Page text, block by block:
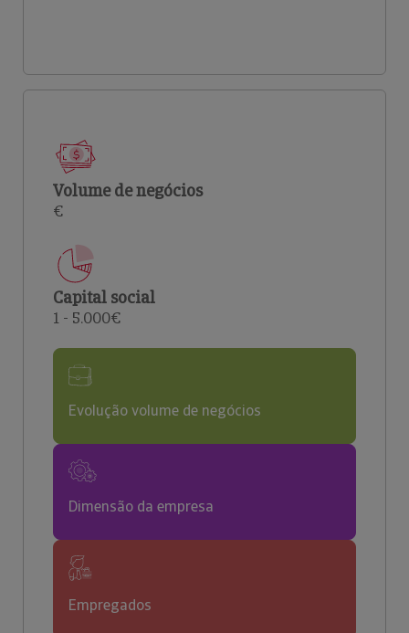
Volume de negócios
€
Capital social
1 - 5.000€
Evolução volume de negócios
Dimensão da empresa
Empregados